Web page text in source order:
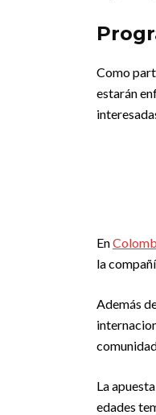
Como
estarán
En
la
Además
La
edades